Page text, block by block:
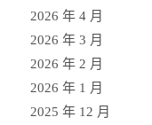
2026 年 4 月
2026 年 3 月
2026 年 2 月
2026 年 1 月
2025 年 12 月